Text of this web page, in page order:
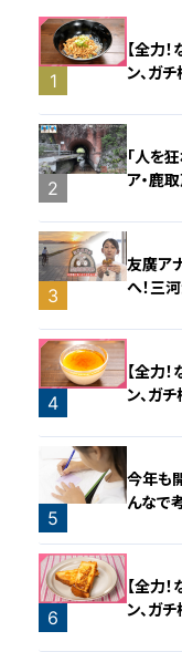
1
【全力
ン、ガ
2
「人を
ア・鹿
3
友廣ア
へ！三
4
【全力
ン、ガ
5
今年も
んなで
6
【全力
ン、ガ